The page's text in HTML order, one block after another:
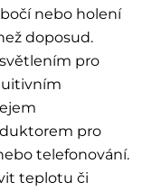
nebo holení
doposud.
pro
pro
telefonování.
teplotu či